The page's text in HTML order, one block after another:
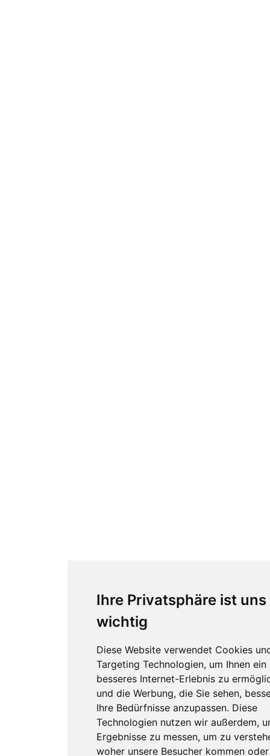
Ihre Privatsphäre ist uns
wichtig
Diese Website verwendet Cookies
Targeting Technologien, um Ihnen ein
besseres Internet-Erlebnis zu
und die Werbung, die Sie sehen,
Ihre Bedürfnisse anzupassen. Diese
Technologien nutzen wir außerdem,
Ergebnisse zu messen, um zu
woher unsere Besucher kommen